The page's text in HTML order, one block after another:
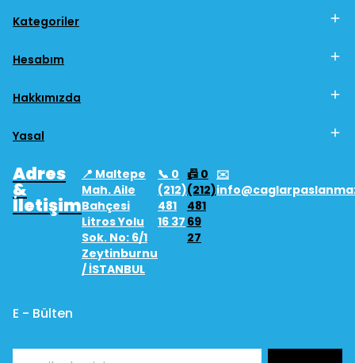
Kategoriler
Hesabım
Hakkımızda
Yasal
Adres
&
İletişim
📍 Maltepe
Mah. Aile
Bahçesi
Litros Yolu
Sok. No: 6/1
Zeytinburnu
/ İSTANBUL
📞 0
(212)
481
16 37
📠 0
(212)
481
69
27
✉️
E - Bülten